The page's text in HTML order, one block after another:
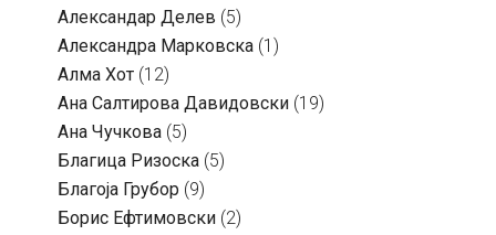
Александар Делев (5)
Александра Марковска (1)
Алма Хот (12)
Ана Салтирова Давидовски (19)
Ана Чучкова (5)
Благица Ризоска (5)
Благоја Грубор (9)
Борис Ефтимовски (2)